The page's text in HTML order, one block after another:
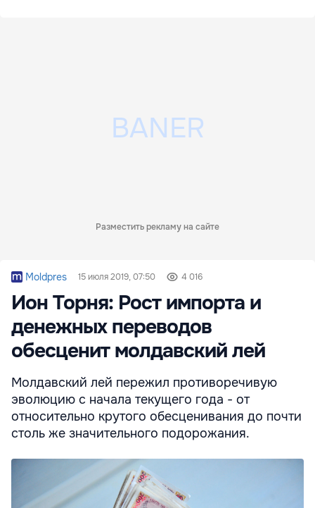
Разместить рекламу на сайте
Moldpres 15 июля 2019, 07:50 4 016
Ион Торня: Рост импорта и
денежных переводов
обесценит молдавский лей
Молдавский лей пережил противоречивую
эволюцию с начала текущего года - от
относительно крутого обесценивания до почти
столь же значительного подорожания.